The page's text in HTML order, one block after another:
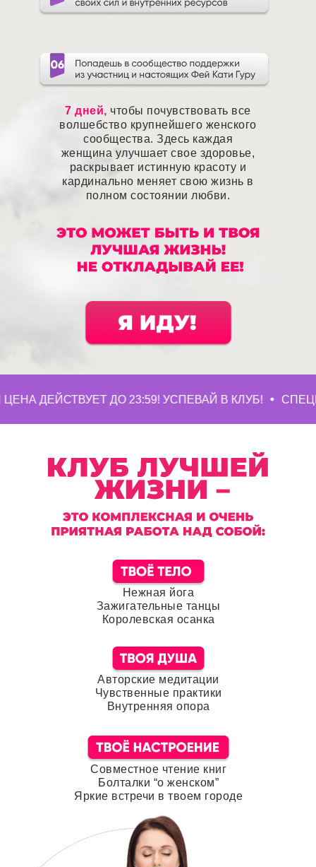
7 дней, чтобы почувствовать все
волшебство крупнейшего женского
сообщества. Здесь каждая
женщина улучшает свое здоровье,
раскрывает истинную красоту и
кардинально меняет свою жизнь в
полном состоянии любви.
ДО 23:59! УСПЕВАЙ В КЛУБ!
Нежная йога
Зажигательные танцы
Королевская осанка
Совместное чтение книг
Болталки “о женском”
Яркие встречи в твоем городе
Авторские медитации
Чувственные практики
Внутренняя опора